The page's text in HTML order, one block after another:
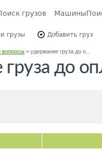
грузов Машины
грузы Добавить груз
вопросы >удержание груза до о...
до